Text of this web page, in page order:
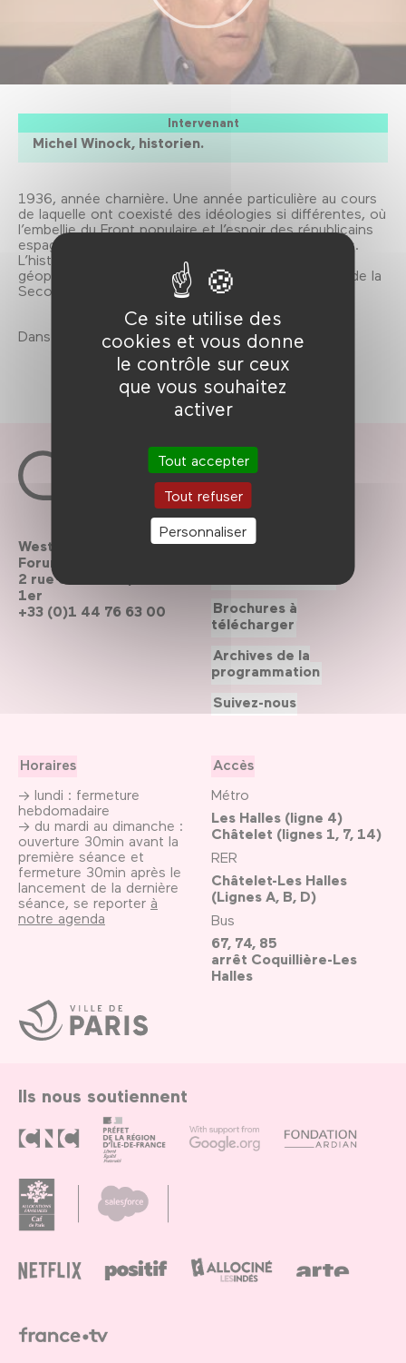
Ce site utilise des
cookies et vous donne
le contrôle sur ceux
que vous souhaitez
activer
Tout accepter
Tout refuser
Personnaliser
Intervenant
Michel Winock, historien.
1936, année charnière. Une année particulière au cours
de laquelle ont coexisté des idéologies si différentes, où
l’embellie du Front populaire et l’espoir des républicains
espagnols se mêlent à la montée des nationalismes.
L’historien Michel Winock revient sur le contexte
géopolitique de cette époque dramatique qui précède la
Seconde Guerre mondiale.
Dans le cadre de L'année 36, du 4 au 27 mai 2016.
Ville
de
Paris
Westfield
Forum des Halles
2 rue du cinéma, Paris
1er
+33 (0)1 44 76 63 00
Horaires
→ lundi : fermeture
hebdomadaire
→ du mardi au dimanche :
ouverture 30min avant la
première séance et
fermeture 30min après le
lancement de la dernière
séance, se reporter à
notre agenda
Accès
Métro
Les Halles (ligne 4)
Châtelet (lignes 1, 7, 14)
RER
Châtelet-Les Halles
(Lignes A, B, D)
Bus
67, 74, 85
arrêt Coquillière-Les
Halles
Contactez-nous
Brochures à
télécharger
Archives de la
programmation
Suivez-nous
Ils nous soutiennent